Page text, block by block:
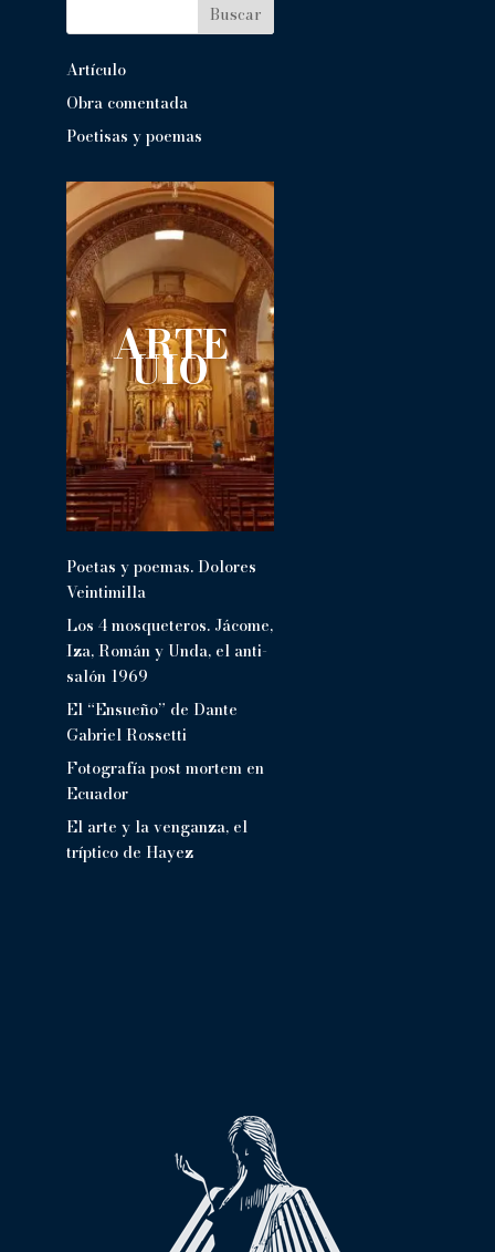
Buscar
Artículo
Obra comentada
Poetisas y poemas
ARTE
UIO
Poetas y poemas. Dolores
Veintimilla
Los 4 mosqueteros. Jácome,
Iza, Román y Unda, el anti-
salón 1969
El “Ensueño” de Dante
Gabriel Rossetti
Fotografía post mortem en
Ecuador
El arte y la venganza, el
tríptico de Hayez